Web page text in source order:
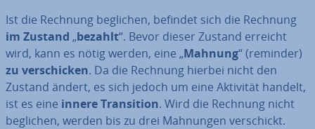
Ist die Rechnung beglichen, befindet sich die Rechnung
im Zustand „bezahlt“. Bevor dieser Zustand erreicht
wird, kann es nötig werden, eine „Mahnung“ (reminder)
zu ver­schi­cken. Da die Rechnung hierbei nicht den
Zustand ändert, es sich jedoch um eine Aktivität handelt,
ist es eine innere Tran­si­ti­on. Wird die Rechnung nicht
beglichen, werden bis zu drei Mahnungen ver­schickt.